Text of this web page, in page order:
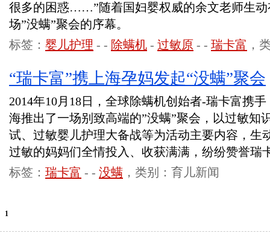
很多的困惑……”随着国妇婴权威的余文老师生动
场”没螨”聚会的序幕。
标签： 婴儿护理 - - 除螨机 - 过敏原 - - 瑞卡富 ，
“瑞卡富”携上海孕妈发起“没螨”聚会
2014年10月18日，全球除螨机创始者-瑞卡富携
海推出了一场别致高端的”没螨”聚会，以过敏知
试、过敏婴儿护理大备战等为活动主要内容，生
过敏的妈妈们全情投入、收获满满，纷纷赞誉瑞
标签： 瑞卡富 - - 没螨 ，类别：育儿新闻
1